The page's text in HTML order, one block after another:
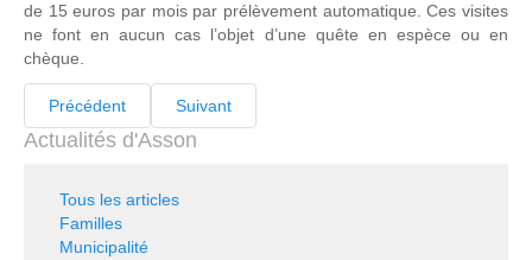
de 15 euros par mois par prélèvement automatique. Ces visites
ne font en aucun cas l’objet d’une quête en espèce ou en
chèque.
Précédent Suivant
Actualités d'Asson
Tous les articles
Familles
Municipalité